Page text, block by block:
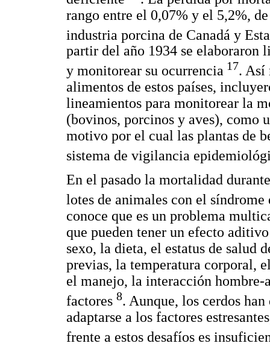
rango entre el 0,07% y el 5,2%,
industria porcina de Canadá y
partir del año 1934 se elaboraron
y monitorear su ocurrencia 17. Así
alimentos de estos países,
lineamientos para monitorear la
(bovinos, porcinos y aves), como
motivo por el cual las plantas de
sistema de vigilancia
En el pasado la mortalidad
lotes de animales con el
conoce que es un problema
que pueden tener un efecto
sexo, la dieta, el estatus de salud
previas, la temperatura corporal,
el manejo, la interacción
factores 8. Aunque, los cerdos
adaptarse a los factores
frente a estos desafíos es